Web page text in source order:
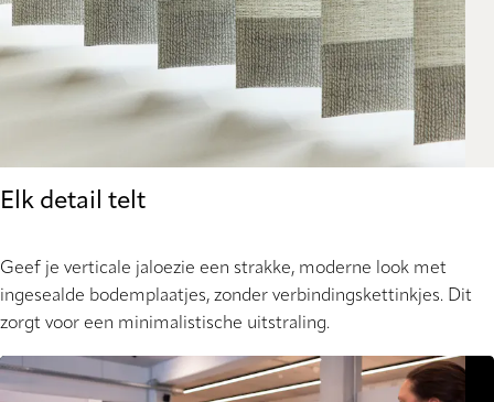
Elk detail telt
Geef je verticale jaloezie een strakke, moderne look met
ingesealde bodemplaatjes, zonder verbindingskettinkjes. Dit
zorgt voor een minimalistische uitstraling.